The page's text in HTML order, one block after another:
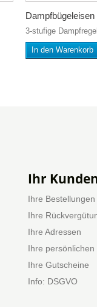
Dampfbügeleisen
3-stufige
In den Warenkorb
Ihr
Ihre Bestellungen
Ihre
Ihre Adressen
Ihre persönlichen
Ihre Gutscheine
Info: DSGVO